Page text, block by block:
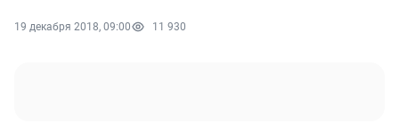
19 декабря 2018, 09:00 11 930